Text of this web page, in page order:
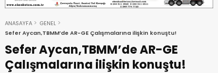
ANASAYFA
GENEL
Sefer Aycan,TBMM’de AR-GE Çalışmalarına ilişkin konuştu!
Sefer Aycan,TBMM’de AR-GE
Çalışmalarına ilişkin konuştu!